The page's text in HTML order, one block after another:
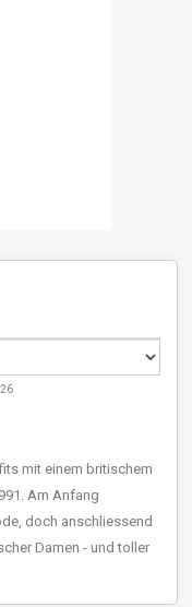
mit einem britischem
Am Anfang
doch anschliessend
Damen - und toller